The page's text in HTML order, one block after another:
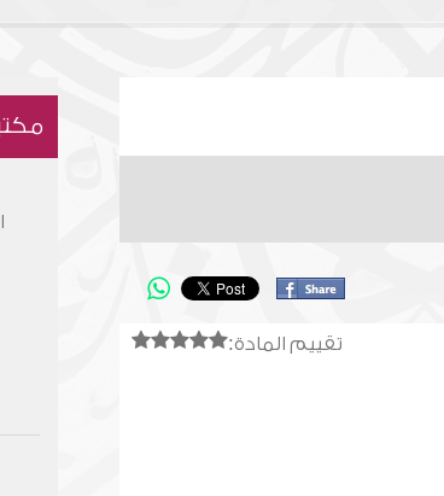
تقييم المادة: